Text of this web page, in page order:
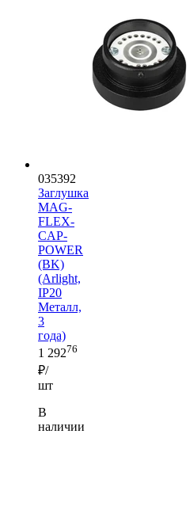
035392
Заглушка
MAG-
FLEX-
CAP-
POWER
(BK)
(Arlight,
IP20
Металл,
3
года)
1 29276
₽/
шт
В
наличии